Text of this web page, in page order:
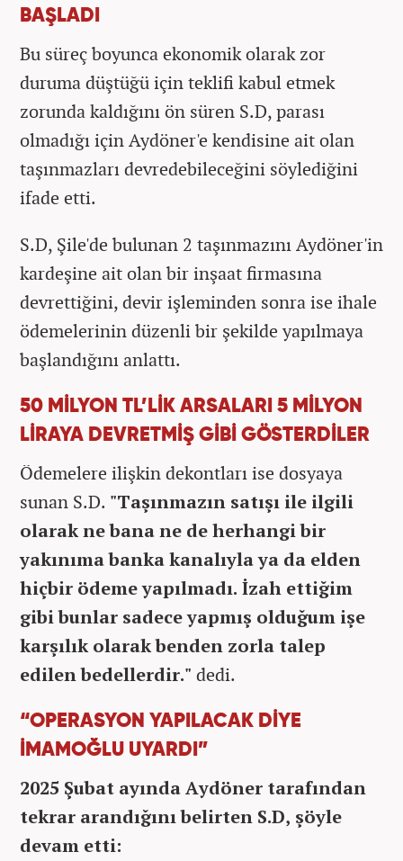
BAŞLADI
Bu süreç boyunca ekonomik olarak zor
duruma düştüğü için teklifi kabul etmek
zorunda kaldığını ön süren S.D, parası
olmadığı için Aydöner'e kendisine ait olan
taşınmazları devredebileceğini söylediğini
ifade etti.
S.D, Şile'de bulunan 2 taşınmazını Aydöner'in
kardeşine ait olan bir inşaat firmasına
devrettiğini, devir işleminden sonra ise ihale
ödemelerinin düzenli bir şekilde yapılmaya
başlandığını anlattı.
50 MİLYON TL’LİK ARSALARI 5 MİLYON
LİRAYA DEVRETMİŞ GİBİ GÖSTERDİLER
Ödemelere ilişkin dekontları ise dosyaya
sunan S.D. "Taşınmazın satışı ile ilgili
olarak ne bana ne de herhangi bir
yakınıma banka kanalıyla ya da elden
hiçbir ödeme yapılmadı. İzah ettiğim
gibi bunlar sadece yapmış olduğum işe
karşılık olarak benden zorla talep
edilen bedellerdir." dedi.
“OPERASYON YAPILACAK DİYE
İMAMOĞLU UYARDI”
2025 Şubat ayında Aydöner tarafından
tekrar arandığını belirten S.D, şöyle
devam etti: